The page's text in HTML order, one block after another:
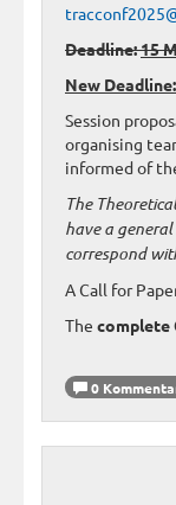
Deadline:15
New
Session
organising
informed of
The
have a
correspond
A Call for
The complete
0